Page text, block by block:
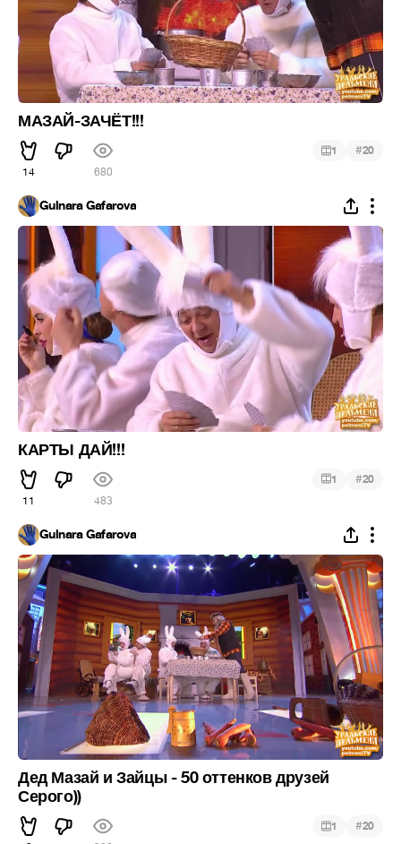
МАЗАЙ-ЗАЧЁТ!!!
14 680
1 #20
Gulnara Gafarova
КАРТЫ ДАЙ!!!
11 483
1 #20
Gulnara Gafarova
Дед Мазай и Зайцы - 50 оттенков друзей
Серого))
1 #20